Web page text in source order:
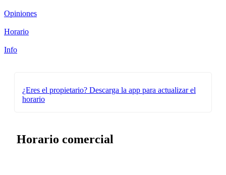
Opiniones
Horario
Info
¿Eres el propietario? Descarga la app para actualizar el
horario
Horario comercial